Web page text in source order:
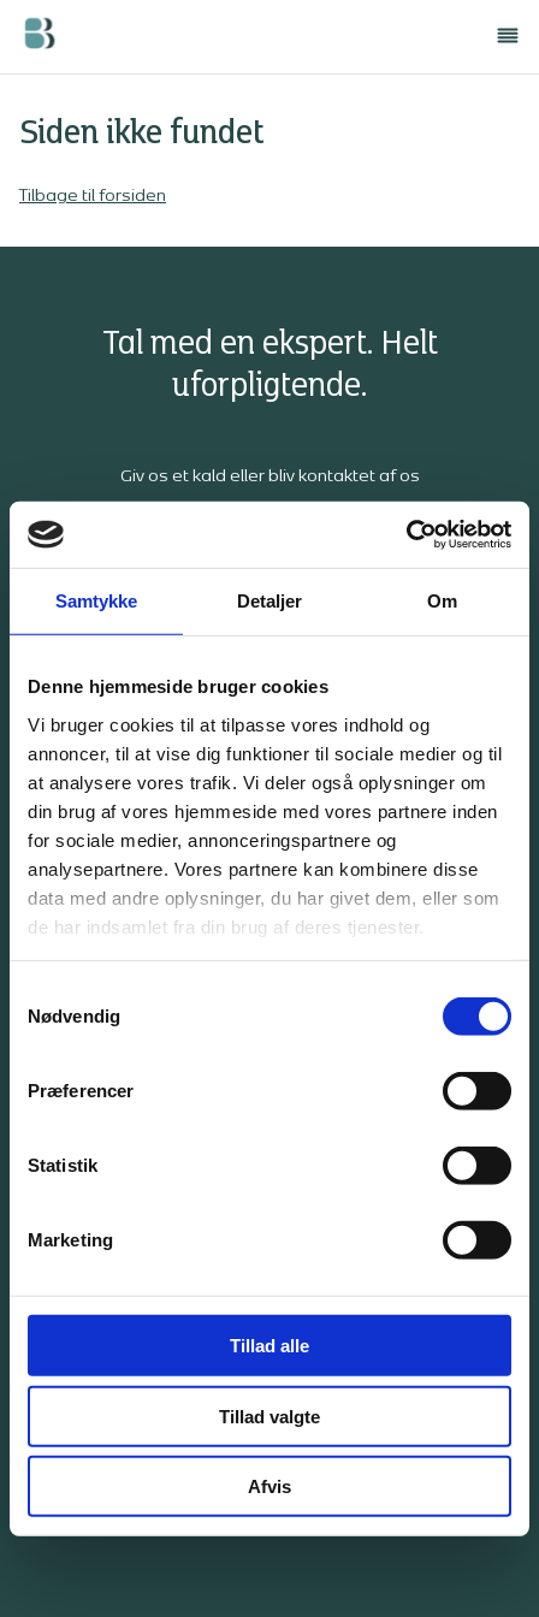
Samtykke Detaljer Om
Denne hjemmeside bruger cookies
Vi bruger cookies til at tilpasse vores indhold og
annoncer, til at vise dig funktioner til sociale medier og til
at analysere vores trafik. Vi deler også oplysninger om
din brug af vores hjemmeside med vores partnere inden
for sociale medier, annonceringspartnere og
analysepartnere. Vores partnere kan kombinere disse
data med andre oplysninger, du har givet dem, eller som
de har indsamlet fra din brug af deres tjenester.
Nødvendig
Præferencer
Statistik
Marketing
Tillad alle
Tillad valgte
Afvis
Siden ikke fundet
Tilbage til forsiden
Tal med en ekspert. Helt
uforpligtende.
Giv os et kald eller bliv kontaktet af os
Bliv kontaktet
En rådgiver vil kontakte dig så hurtigt som muligt.